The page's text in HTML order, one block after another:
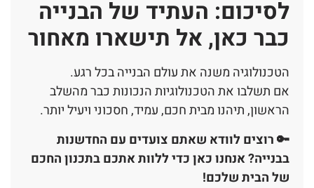
לסיכום: העתיד של הבנייה
כבר כאן, אל תישארו מאחור
הטכנולוגיה משנה את עולם הבנייה בכל רגע.
אם תשלבו את הטכנולוגיות הנכונות כבר מהשלב
הראשון, תיהנו מבית חכם, עמיד, חסכוני ויעיל יותר.
🔑 רוצים לוודא שאתם צועדים עם החדשנות
בבנייה? אנחנו כאן כדי ללוות אתכם בתכנון החכם
של הבית שלכם!